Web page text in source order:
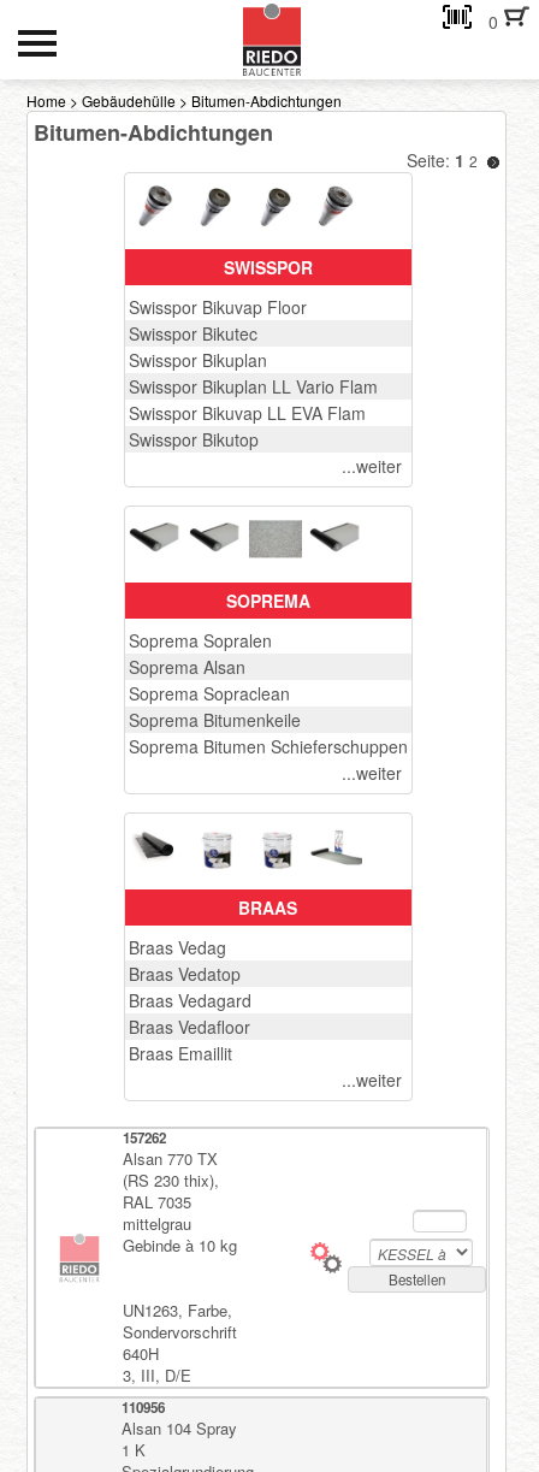
0
HOCH- UND TIEFBAU
INNENAUSBAU
Passwort anfordern
Home >Gebäudehülle >Bitumen-Abdichtungen
Bitumen-Abdichtungen
Seite: 1 2
SWISSPOR
Swisspor Bikuvap Floor
Swisspor Bikutec
Swisspor Bikuplan
Swisspor Bikuplan LL Vario Flam
Swisspor Bikuvap LL EVA Flam
Swisspor Bikutop
...weiter
SOPREMA
Soprema Sopralen
Soprema Alsan
Soprema Sopraclean
Soprema Bitumenkeile
Soprema Bitumen Schieferschuppen
...weiter
BRAAS
Braas Vedag
Braas Vedatop
Braas Vedagard
Braas Vedafloor
Braas Emaillit
...weiter
157262
Alsan 770 TX
(RS 230 thix),
RAL 7035
mittelgrau
Gebinde à 10 kg
UN1263, Farbe,
Sondervorschrift
640H
3, III, D/E
Bestellen
110956
Alsan 104 Spray
1 K